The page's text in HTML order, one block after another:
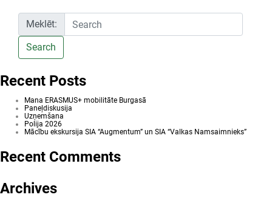
Meklēt:
Search
Recent Posts
Mana ERASMUS+ mobilitāte Burgasā
Paneļdiskusija
Uzņemšana
Polija 2026
Mācību ekskursija SIA “Augmentum” un SIA “Valkas Namsaimnieks”
Recent Comments
Archives